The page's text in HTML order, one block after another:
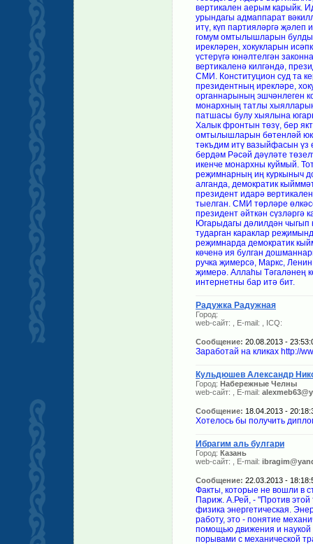
вертикален аерым карыйк.
урындагы адмаппарат
итү, күп партияләргә җәлеп
гомум омтылышларын
ирекләрен, хокукларын
үстерүгә юнәлтелгән
вертикаленә килгәндә,
СМИ. Конституцион суд та
президентның ирекләре,
органнарының эшчәнлеген
монархның татлы
патшасы булу хыялына
Халык фронтын төзү, бер
омтылышларын бөтенләй юк
тәкъдим итү вазыйфасын үз
бердәм Рәсәй дәүләте
икенче монархны куймый.
реҗимнарның иң куркыныч
алганда, демократик
президент идарә
тыелган. СМИ төрләре
президент әйткән сүзләргә
Югарыдагы дәлилдән чыгып
тударган караклар
реҗимнарда демократик
көченә ия булган
ручка җимерсә, Маркс,
җимерә. Аллаһы Тәгаләнең
интернетны бар итә бит.
Радужка Радужная
Город:
web-сайт:
, E-mail: , ICQ:
Сообщение: 20.08.2013 -
Заработай на кликах http://
Кульдюшев Александр
Город: Набережные Челны
web-сайт:
, E-mail:
Сообщение: 18.04.2013 -
Хотелось бы получить
Ибрагим аль булгари
Город: Казань
web-сайт:
, E-mail:
Сообщение: 22.03.2013 -
Факты, которые не вошли в
Париж. А.Рей, - "Против
физика энергетическая.
работу, это - понятие
помощью движения и наукой
порывами с механической